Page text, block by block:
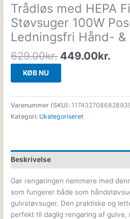
Trådløs med HEPA
Støvsuger 100W
Ledningsfri Hånd-
629.00kr. 449.00kr.
KØB NU
Varenummer (SKU):
Kategori: Ukategoriseret
Beskrivelse
Gør rengøringen nemmere med
som fungerer både som
gulvstøvsuger. Den praktiske og
perfekt til daglig rengøring af